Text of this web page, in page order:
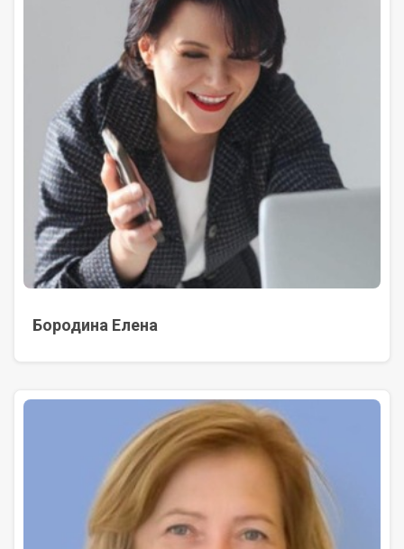
Бородина Елена